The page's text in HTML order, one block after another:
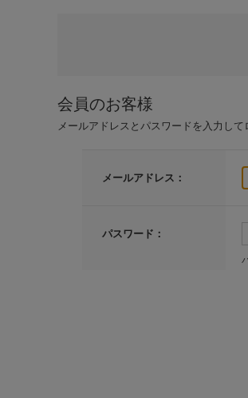
会員のお客様
メールアドレスとパスワードを入力して
メールアドレス：
パスワード：